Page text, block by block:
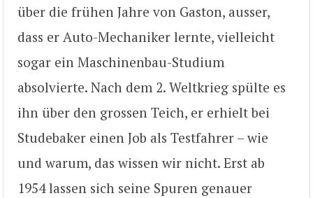
über die frühen Jahre von Gaston, ausser,
dass er Auto-Mechaniker lernte, vielleicht
sogar ein Maschinenbau-Studium
absolvierte. Nach dem 2. Weltkrieg spülte es
ihn über den grossen Teich, er erhielt bei
Studebaker einen Job als Testfahrer – wie
und warum, das wissen wir nicht. Erst ab
1954 lassen sich seine Spuren genauer